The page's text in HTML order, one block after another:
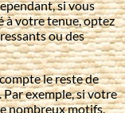
si vous
à votre tenue, optez
ou des
le reste de
exemple, si votre
nombreux motifs,